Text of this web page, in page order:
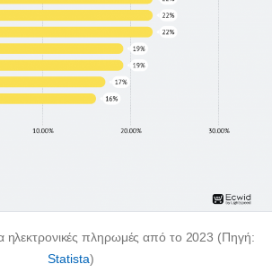
ηλεκτρονικές πληρωμές από το 2023 (Πηγή:
Statista)